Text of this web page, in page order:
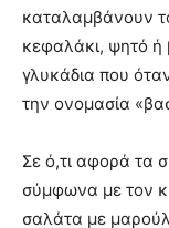
καταλαμβάνουν
κεφαλάκι, ψητό ή
γλυκάδια που
την ονομασία
Σε ό,τι αφορά τα
σύμφωνα με τον
σαλάτα με